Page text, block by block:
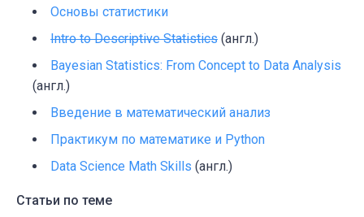
Основы статистики
Intro to Descriptive Statistics (англ.)
Bayesian Statistics: From Concept to Data Analysis
(англ.)
Введение в математический анализ
Практикум по математике и Python
Data Science Math Skills (англ.)
Статьи по теме